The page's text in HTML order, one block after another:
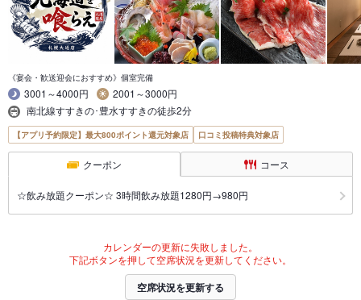
《宴会・歓送迎会におすすめ》個室完備
3001～4000円
2001～3000円
南北線すすきの･豊水すすきの徒歩2分
【アプリ予約限定】最大800ポイント還元対象店 口コミ投稿特典対象店
クーポン コース
☆飲み放題クーポン☆ 3時間飲み放題1280円→980円
カレンダーの更新に失敗しました。
下記ボタンを押して空席状況を更新してください。
空席状況を更新する